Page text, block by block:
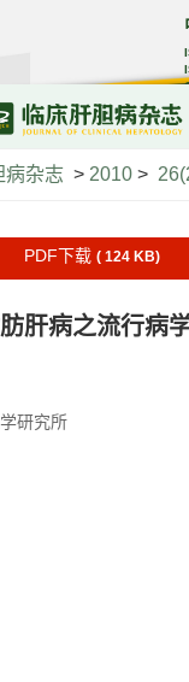
病杂志 > 2010 >
PDF下载 ( 124 KB)
肝病之流行病
研究所